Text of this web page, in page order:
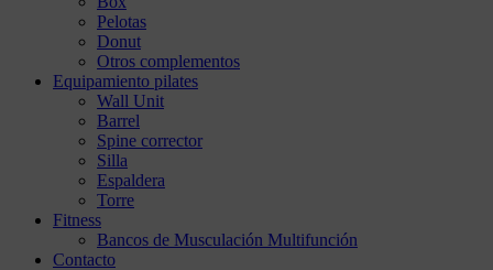
Pelotas
Donut
Otros complementos
Equipamiento pilates
Wall Unit
Barrel
Spine corrector
Silla
Espaldera
Torre
Fitness
Bancos de Musculación Multifunción
Contacto